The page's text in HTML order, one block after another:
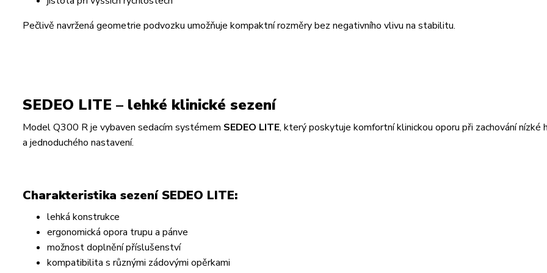
Pečlivě navržená geometrie podvozku umožňuje kompaktní rozměry bez negativního vlivu na stabilitu.
SEDEO LITE – lehké klinické sezení
Model Q300 R je vybaven sedacím systémem SEDEO LITE, který poskytuje komfortní klinickou oporu při zachování nízké
a jednoduchého nastavení.
Charakteristika sezení SEDEO LITE:
lehká konstrukce
ergonomická opora trupu a pánve
možnost doplnění příslušenství
kompatibilita s různými zádovými opěrkami